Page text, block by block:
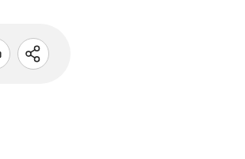
Sharing